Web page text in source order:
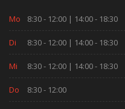
Mo 8:30 - 12:00 | 14:00 - 18:30
Di 8:30 - 12:00 | 14:00 - 18:30
Mi 8:30 - 12:00 | 14:00 - 18:30
Do 8:30 - 12:00